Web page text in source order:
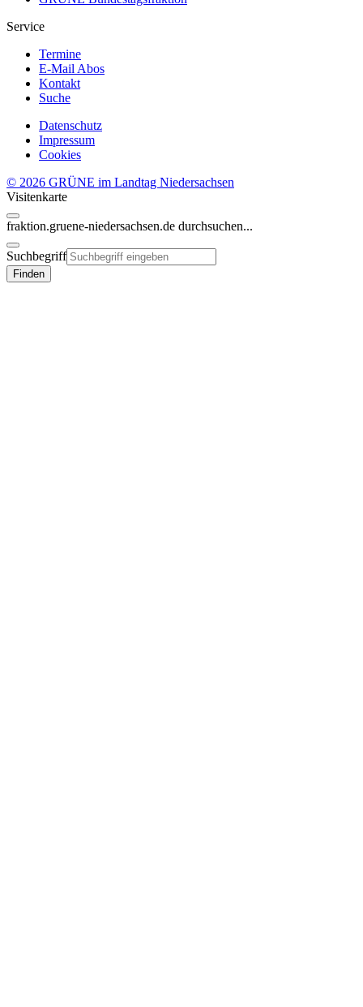
Service
Termine
E-Mail Abos
Kontakt
Suche
Datenschutz
Impressum
Cookies
© 2026 GRÜNE im Landtag Niedersachsen
Visitenkarte
fraktion.gruene-niedersachsen.de durchsuchen...
Suchbegriff
Finden